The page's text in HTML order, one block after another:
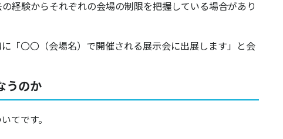
経験からそれぞれの会場の制限を把握している場合があり
「〇〇（会場名）で開催される展示会に出展します」と会
うのか
てです。